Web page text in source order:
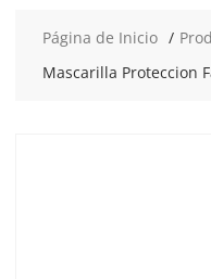
Página de Inicio
Mascarilla Proteccion